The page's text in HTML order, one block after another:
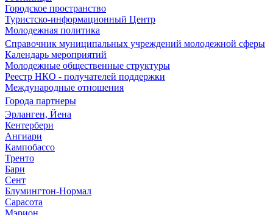
Городское пространство
Туристско-информационный Центр
Молодежная политика
Справочник муниципальных учреждений молодежной сферы
Календарь мероприятий
Молодежные общественные структуры
Реестр НКО - получателей поддержки
Международные отношения
Города партнеры
Эрланген, Йена
Кентербери
Ангиари
Кампобассо
Тренто
Бари
Сент
Блумингтон-Нормал
Сарасота
Мэрион